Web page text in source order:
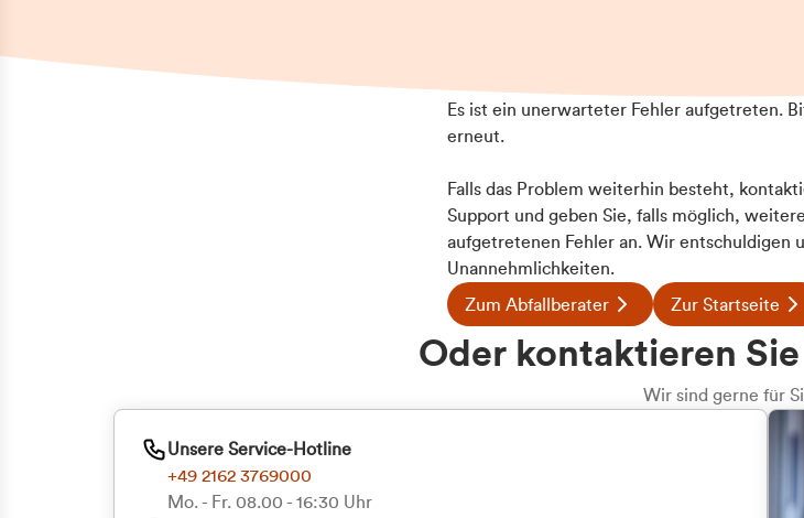
Zu welcher
Kundengruppe
Es ist ein unerwarteter Fehler aufgetreten.
erneut.
Falls das Problem weiterhin besteht,
Support und geben Sie, falls möglich,
aufgetretenen Fehler an. Wir entschuldigen
Unannehmlichkeiten.
Zum Abfallberater Zur Startseite
Oder kontaktieren
Wir sind gerne für
Unsere Service-Hotline
+49 2162 3769000
Mo. - Fr. 08.00 - 16:30 Uhr